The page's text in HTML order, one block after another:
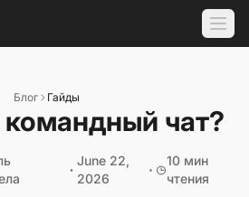
Блог Гайды
командный чат?
June 22,
2026
10 мин
чтения